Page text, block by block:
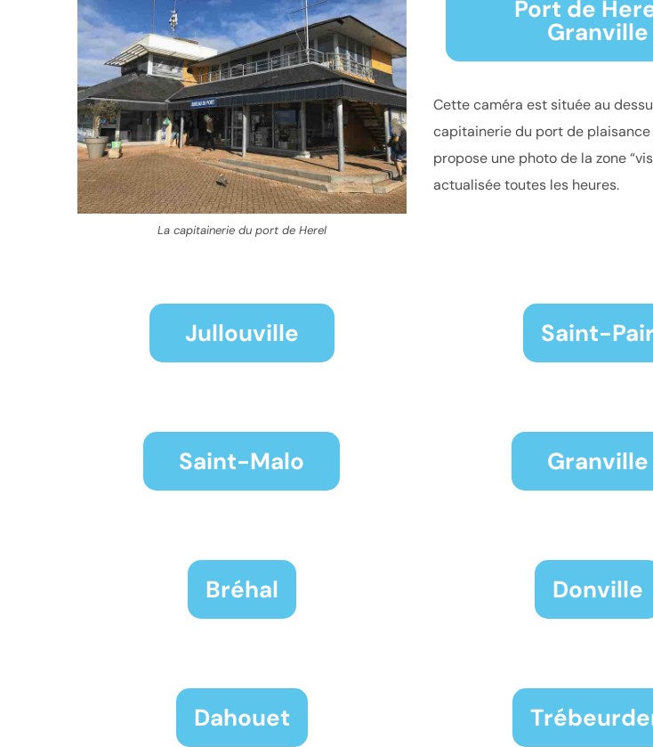
La capitainerie du port de Herel
Port de
Granville
Cette caméra est située au
capitainerie du port de
propose une photo de la zone
actualisée toutes les heures.
Jullouville Saint-Pair
Saint-Malo Granville
Bréhal Donville
Dahouet